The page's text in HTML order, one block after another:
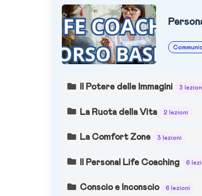
Il Potere delle Immagini 3
La Ruota della Vita 2 lezioni
La Comfort Zone 3 lezioni
Il Personal Life Coaching 6
Conscio e Inconscio 6 lezioni